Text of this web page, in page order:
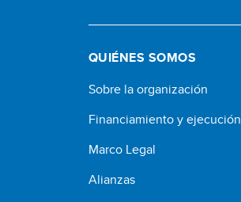
QUIÉNES SOMOS
Sobre la organización
Financiamiento y ejecución
Marco Legal
Alianzas